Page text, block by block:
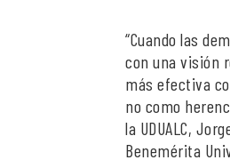
“Cuando las
con una visión
más efectiva
no como
la UDUALC,
Benemérita